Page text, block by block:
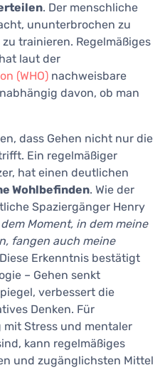
. Der menschliche
ununterbrochen zu
trainieren. Regelmäßiges
laut der
(WHO) nachweisbare
davon, ob man
dass Gehen nicht nur die
Ein regelmäßiger
hat einen deutlichen
Wohlbefinden. Wie der
Spaziergänger Henry
dem Moment, in dem meine
fangen auch meine
Erkenntnis bestätigt
– Gehen senkt
verbessert die
Denken. Für
Stress und mentaler
kann regelmäßiges
und zugänglichsten Mittel